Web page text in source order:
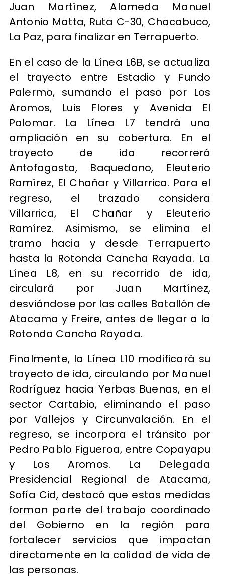
Juan Martínez, Alameda Manuel
Antonio Matta, Ruta C-30, Chacabuco,
La Paz, para finalizar en Terrapuerto.
En el caso de la Línea L6B, se actualiza
el trayecto entre Estadio y Fundo
Palermo, sumando el paso por Los
Aromos, Luis Flores y Avenida El
Palomar. La Línea L7 tendrá una
ampliación en su cobertura. En el
trayecto de ida recorrerá
Antofagasta, Baquedano, Eleuterio
Ramírez, El Chañar y Villarrica. Para el
regreso, el trazado considera
Villarrica, El Chañar y Eleuterio
Ramírez. Asimismo, se elimina el
tramo hacia y desde Terrapuerto
hasta la Rotonda Cancha Rayada. La
Línea L8, en su recorrido de ida,
circulará por Juan Martínez,
desviándose por las calles Batallón de
Atacama y Freire, antes de llegar a la
Rotonda Cancha Rayada.
Finalmente, la Línea L10 modificará su
trayecto de ida, circulando por Manuel
Rodríguez hacia Yerbas Buenas, en el
sector Cartabio, eliminando el paso
por Vallejos y Circunvalación. En el
regreso, se incorpora el tránsito por
Pedro Pablo Figueroa, entre Copayapu
y Los Aromos. La Delegada
Presidencial Regional de Atacama,
Sofía Cid, destacó que estas medidas
forman parte del trabajo coordinado
del Gobierno en la región para
fortalecer servicios que impactan
directamente en la calidad de vida de
las personas.